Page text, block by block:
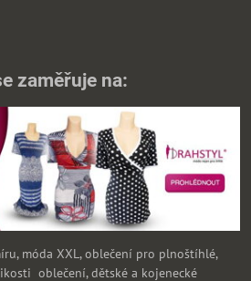
zaměřuje na:
móda XXL, oblečení pro plnoštíhlé,
oblečení, dětské a kojenecké